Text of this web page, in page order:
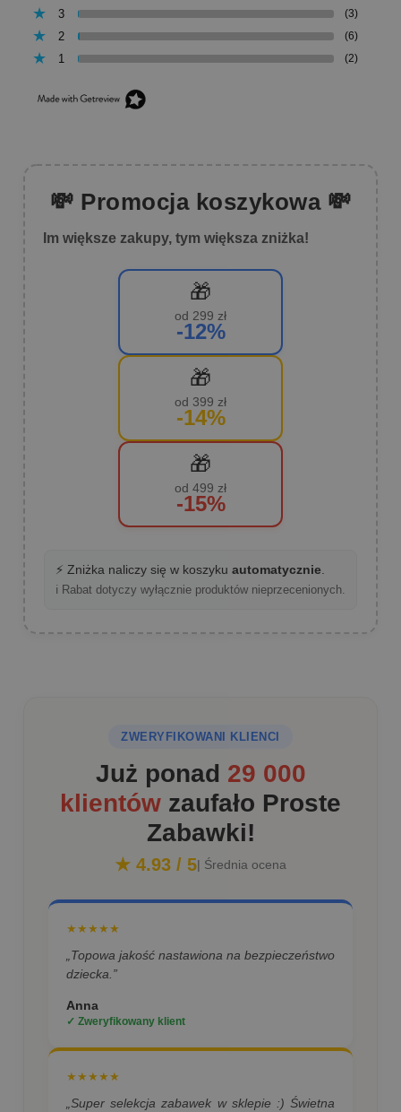
3 (3)
2 (6)
1 (2)
💸 Promocja koszykowa 💸
Im większe zakupy, tym większa zniżka!
🎁
od 299 zł
-12%
🎁
od 399 zł
-14%
🎁
od 499 zł
-15%
⚡ Zniżka naliczy się w koszyku automatycznie.
ℹ️ Rabat dotyczy wyłącznie produktów nieprzecenionych.
ZWERYFIKOWANI KLIENCI
Już ponad 29 000
klientów zaufało Proste
Zabawki!
★ 4.93 / 5| Średnia ocena
★★★★★
„Topowa jakość nastawiona na bezpieczeństwo
dziecka.”
Anna
✓ Zweryfikowany klient
★★★★★
„Super selekcja zabawek w sklepie :) Świetna